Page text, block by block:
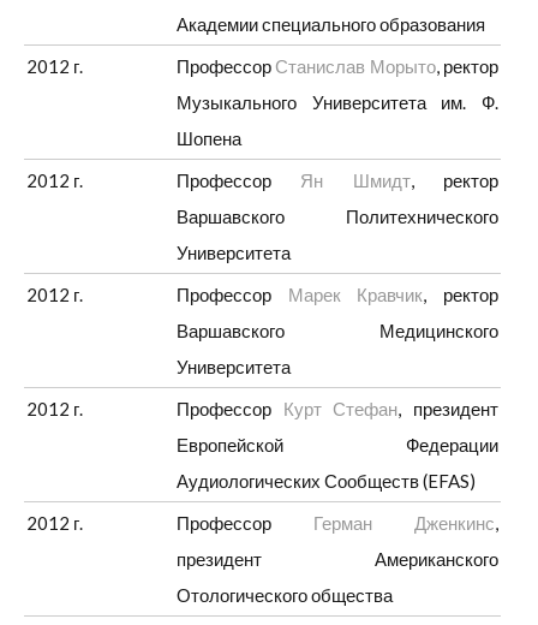
Академии специального образования
2012 г.
Профессор Станислав Морыто, ректор
Музыкального Университета им. Ф.
Шопена
2012 г.
Профессор Ян Шмидт, ректор
Варшавского Политехнического
Университета
2012 г.
Профессор Марек Кравчик, ректор
Варшавского Медицинского
Университета
2012 г.
Профессор Курт Стефан, президент
Европейской Федерации
Аудиологических Сообществ (EFAS)
2012 г.
Профессор Герман Дженкинс,
президент Американского
Отологического общества